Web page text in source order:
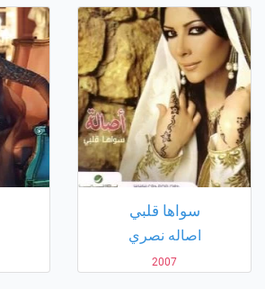
سواها قلبي
اصاله نصري
2007